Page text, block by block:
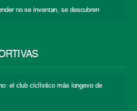
no se inventan, se descubren
el club ciclístico más longevo de